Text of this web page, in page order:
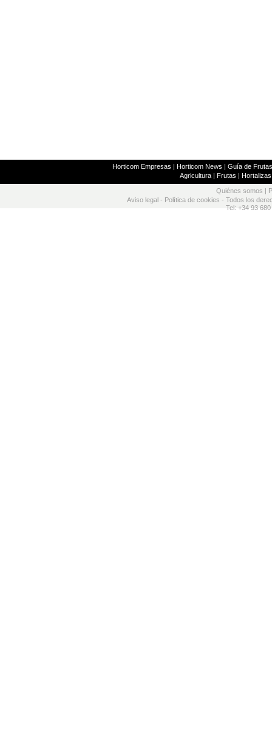
Horticom Empresas | Horticom News | Guía de
Agricultura| Frutas | Hortalizas
Quiénes somos
Aviso legal - Política de cookies - Todos los
Tel: +34 93